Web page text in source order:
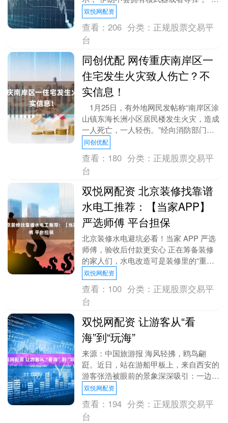
朗普：若与伊朗无法达成协议 将准备采
取军事行....
双悦网配资
查看：206 分类： 正规股票交易平
台
同创优配 网传重庆南岸区一
住宅发生火灾致人伤亡？不
实信息！
1月25日，有外地网民发帖称“南岸区涂
山镇东海长洲小区居民楼发生火灾，造成
一人死亡，一人轻伤。”经向消防部门核
实，25日重庆市南岸区涂山镇未发生火
情，网传信息....
同创优配
查看： 180 分类： 正规股票交易平
台
双悦网配资 北京装修找靠谱
水电工推荐：【当家APP】
严选师傅 平台担保
北京装修水电避坑必看！当家 APP 严选
师傅，验收后付款更安心 正在筹备装修
的家人们，水电改造可是装修里的“重头
戏”，要是水电工没找好，那后续麻烦可
就大了。我身....
双悦网配资
查看： 100 分类： 正规股票交易平
台
双悦网配资 让游客从“看
海”到“玩海”
来源：中国旅游报 海风轻拂，鸥鸟翩
跹。近日，站在游船甲板上，来自西安的
游客张浩被眼前的景象深深吸引：一边是
城市天际线的现代律动，一边是蔚蓝海湾
的辽阔壮美。他的身....
双悦网配资
查看： 194 分类： 正规股票交易平
台